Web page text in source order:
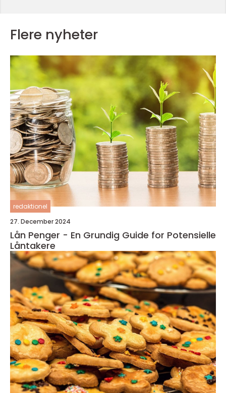
Flere nyheter
redaktionel
27. December 2024
Lån Penger - En Grundig Guide for Potensielle
Låntakere